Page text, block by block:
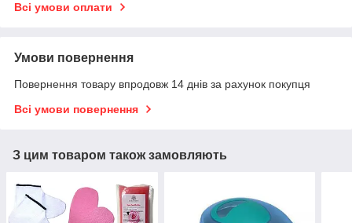
Всі умови оплати
Умови повернення
Повернення товару впродовж 14 днів за рахунок покупця
Всі умови повернення
З цим товаром також замовляють